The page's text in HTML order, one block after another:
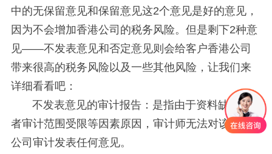
中的无保留意见和保留意见这2个意见是好的意见，
因为不会增加香港公司的税务风险。但是剩下2种意
见——不发表意见和否定意见则会给客户香港公司
带来很高的税务风险以及一些其他风险，让我们来
详细看看吧：
不发表意见的审计报告：是指由于资料缺失或
者审计范围受限等因素原因，审计师无法对该香港
公司审计发表任何意见。